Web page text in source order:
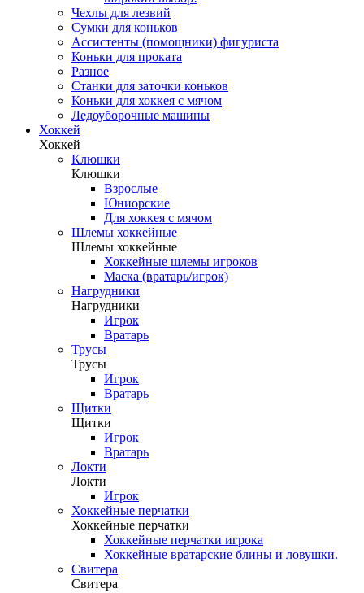
Чехлы для лезвий
Сумки для коньков
Ассистенты (помощники) фигуриста
Коньки для проката
Разное
Станки для заточки коньков
Коньки для хоккея с мячом
Ледоуборочные машины
Хоккей
Хоккей
Клюшки
Клюшки
Взрослые
Юниорские
Для хоккея с мячом
Шлемы хоккейные
Шлемы хоккейные
Хоккейные шлемы игроков
Маска (вратарь/игрок)
Нагрудники
Нагрудники
Игрок
Вратарь
Трусы
Трусы
Игрок
Вратарь
Щитки
Щитки
Игрок
Вратарь
Локти
Локти
Игрок
Хоккейные перчатки
Хоккейные перчатки
Хоккейные перчатки игрока
Хоккейные вратарские блины и ловушки.
Свитера
Свитера